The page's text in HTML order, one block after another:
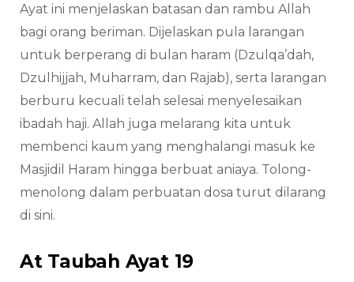
Ayat ini menjelaskan batasan dan rambu Allah
bagi orang beriman. Dijelaskan pula larangan
untuk berperang di bulan haram (Dzulqa’dah,
Dzulhijjah, Muharram, dan Rajab), serta larangan
berburu kecuali telah selesai menyelesaikan
ibadah haji. Allah juga melarang kita untuk
membenci kaum yang menghalangi masuk ke
Masjidil Haram hingga berbuat aniaya. Tolong-
menolong dalam perbuatan dosa turut dilarang
di sini.
At Taubah Ayat 19